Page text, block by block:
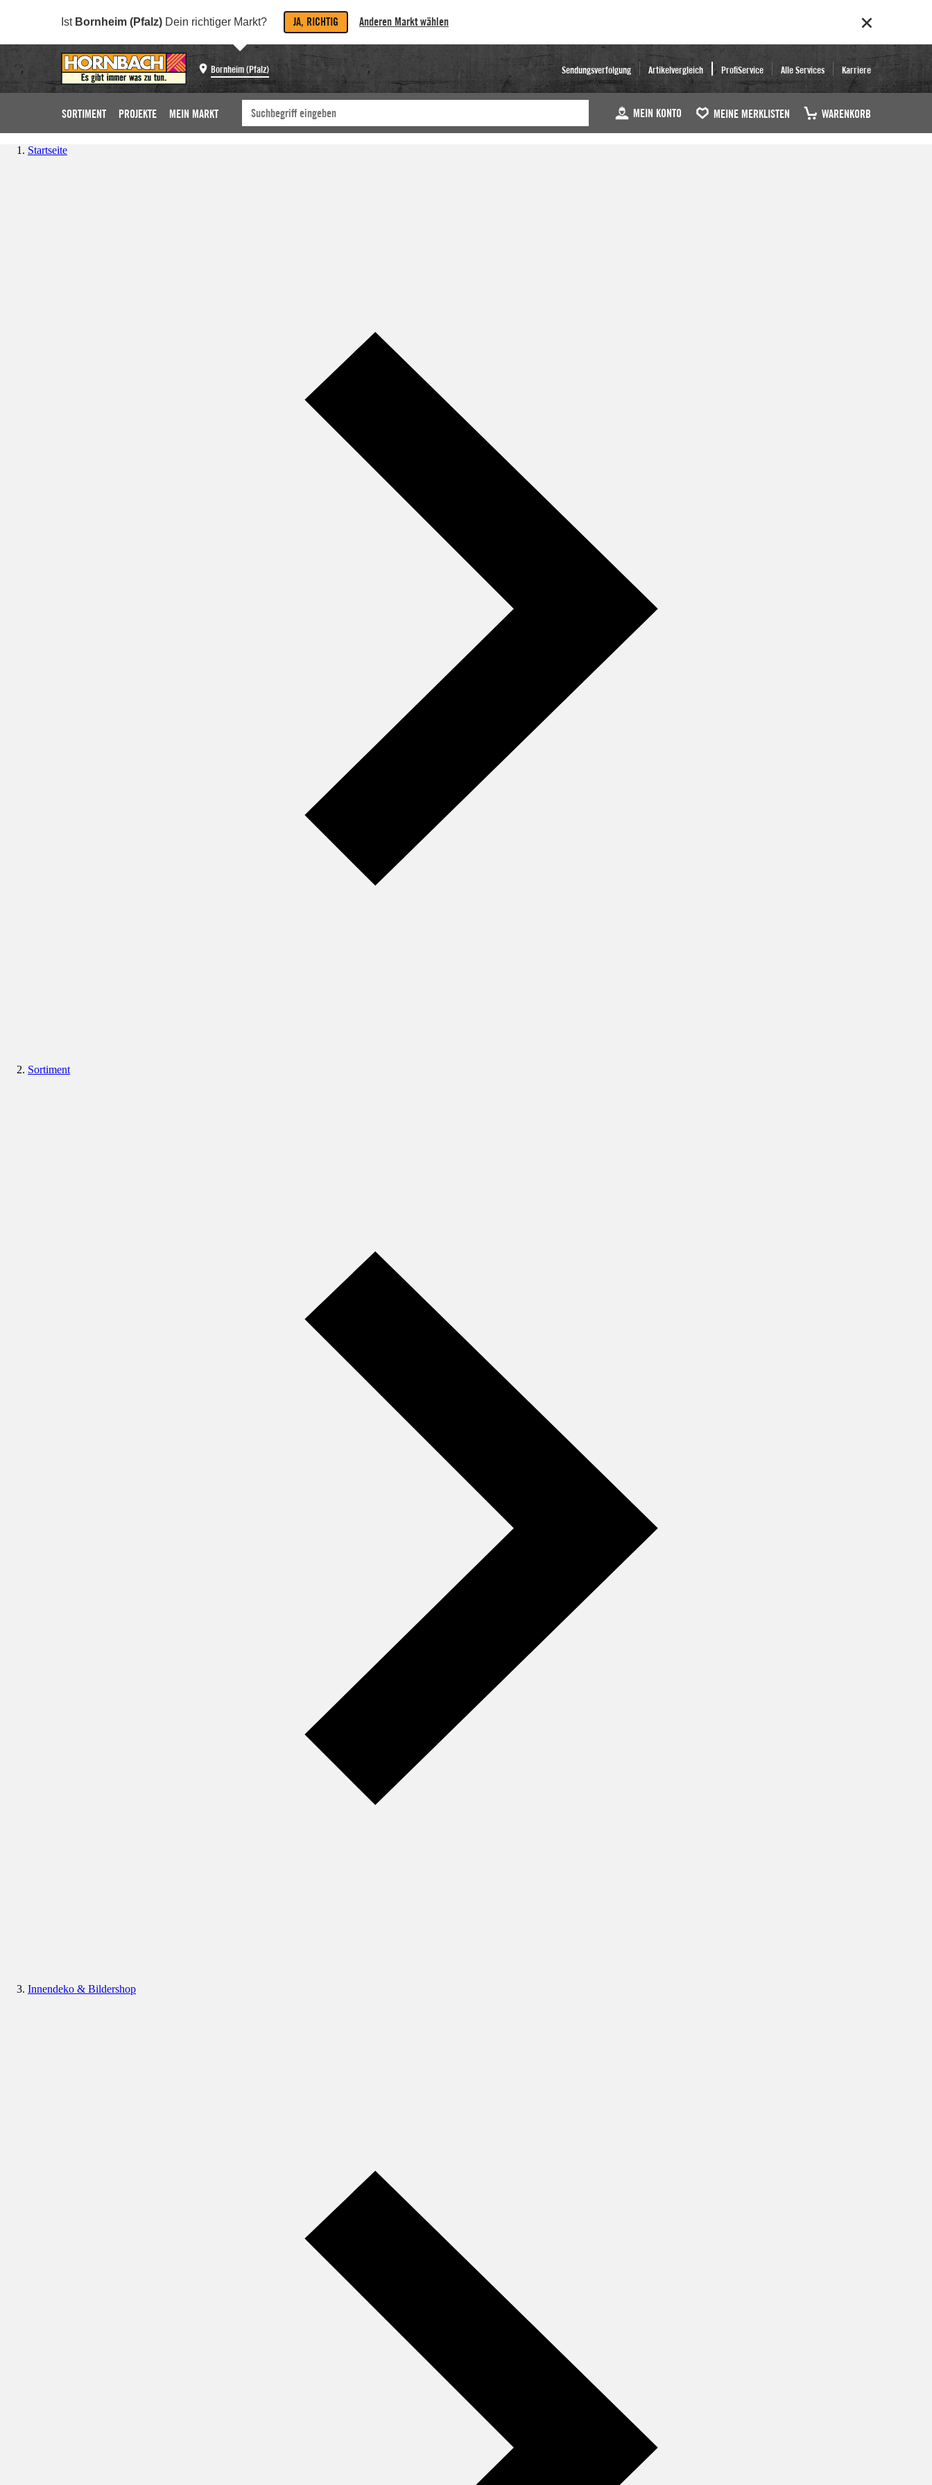
Ist Bornheim (Pfalz) Dein richtiger Markt? JA, RICHTIG Anderen Markt wählen
Bornheim (Pfalz) Sendungsverfolgung Artikelvergleich ProfiService Alle Services Karriere
SORTIMENT PROJEKTE MEIN MARKT MEIN KONTO MEINE MERKLISTEN WARENKORB
Startseite
Sortiment
Innendeko & Bildershop